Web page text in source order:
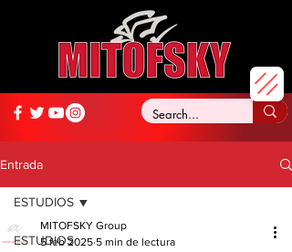
Entrada
ESTUDIOS
ESTUDIOS
MITOFSKY Group
5 feb 2025 5 min de lectura